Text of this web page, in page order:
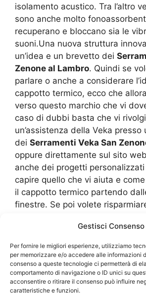
Gestisci Consenso
Per fornire le migliori esperienze, utilizziamo
per memorizzare e/o accedere alle informazioni
consenso a queste tecnologie ci permetterà di
comportamento di navigazione o ID unici su
acconsentire o ritirare il consenso può influire
caratteristiche e funzioni.
isolamento acustico. Tra l’altro
sono anche molto
recuperano e bloccano sia le
suoni.Una nuova struttura
un’idea e un brevetto dei
Zenone al Lambro. Quindi se
parlare o anche a considerare
cappotto termico, ecco che
verso questo marchio che vi
caso di dubbi basta che vi
un’assistenza della Veka presso
dei Serramenti Veka San
oppure direttamente sul sito
anche dei progetti
capire quello che vi aiuta e
il cappotto termico partendo
finestre. Se poi volete
agevolazioni attualmente
prodotti Veka hanno la
ecosostenibili oltre anche a
certificazioni e documenti che
essere presentati per avere un
denaro in base alla spesa